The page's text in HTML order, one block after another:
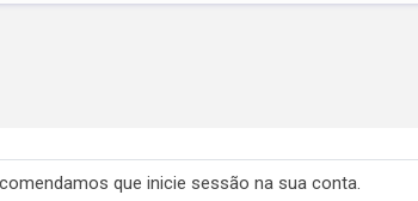
que inicie sessão na sua conta.